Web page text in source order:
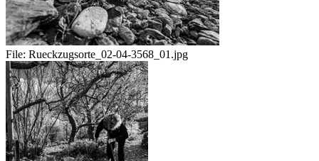
File: Rueckzugsorte_02-04-3568_01.jpg